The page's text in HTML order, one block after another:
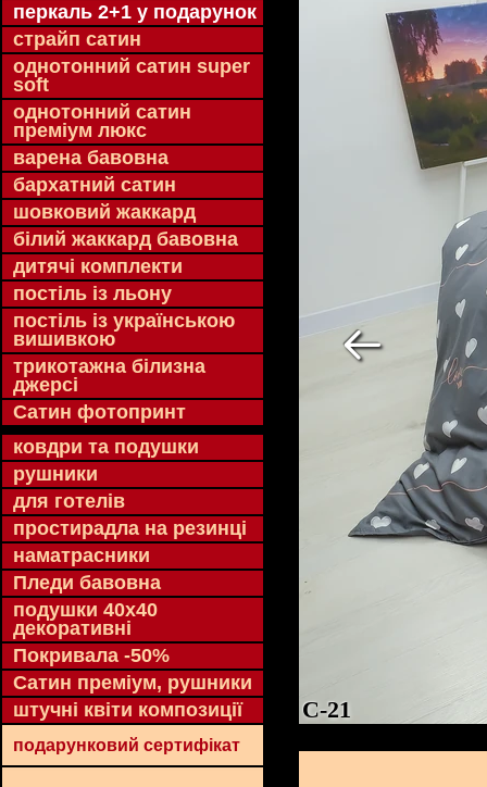
перкаль 2+1 у подарунок
страйп сатин
однотонний сатин super
soft
однотонний сатин
преміум люкс
варена бавовна
бархатний сатин
шовковий жаккард
білий жаккард бавовна
дитячі комплекти
постіль із льону
постіль із українською
вишивкою
трикотажна білизна
джерсі
Сатин фотопринт
ковдри та подушки
рушники
для готелів
простирадла на резинці
наматрасники
Пледи бавовна
подушки 40х40
декоративні
Покривала -50%
Сатин преміум, рушники
штучні квіти композиції
подарунковий сертифікат
C-21